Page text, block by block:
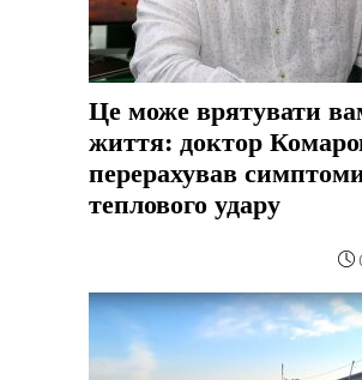
Це може врятувати
життя: доктор
перерахував
теплового удару